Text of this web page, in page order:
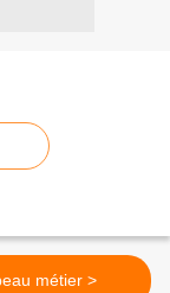
Un beau métier >